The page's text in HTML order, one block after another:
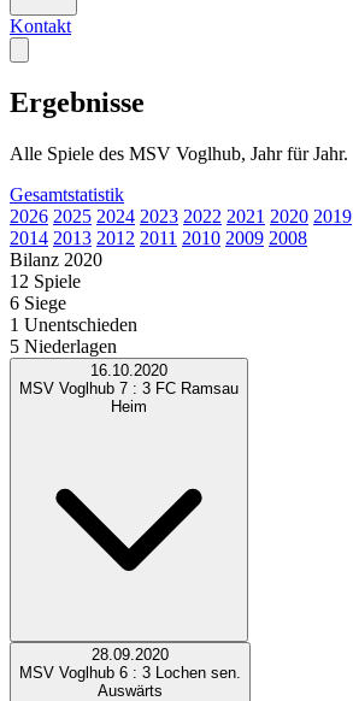
Kontakt
Ergebnisse
Alle Spiele des MSV Voglhub, Jahr für Jahr.
Gesamtstatistik
2026 2025 2024 2023 2022 2021 2020 2019
2014 2013 2012 2011 2010 2009 2008
Bilanz 2020
12 Spiele
6 Siege
1 Unentschieden
5 Niederlagen
16.10.2020
MSV Voglhub 7 : 3 FC Ramsau
Heim
28.09.2020
MSV Voglhub 6 : 3
Lochen sen.
Auswärts